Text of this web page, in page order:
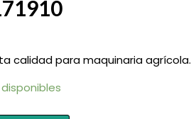
calidad para maquinaria agrícola.
disponibles